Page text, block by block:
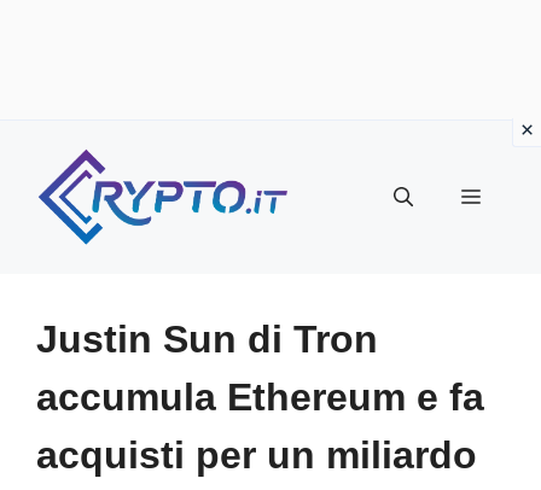
contenuto
Menu
Justin Sun di Tron
accumula Ethereum e fa
acquisti per un miliardo